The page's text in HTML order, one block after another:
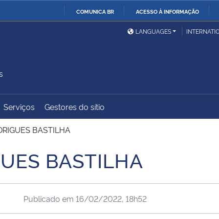
COMUNICA BR ACESSO À INFORMAÇÃO
Ministério da Defesa
Ministério das Relações
Exteriores
Ministério do
Desenvolvimento Regional
Advocacia-Geral da União Banco Central do Brasil
LANGUAGES
Serviços Gestores do sítio
BASTILHA
BASTILHA
Publicado em 16/02/2022, 18h52